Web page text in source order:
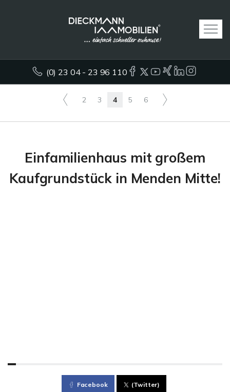
(0) 23 04 - 23 96 110
2 3 4 5 6
Einfamilienhaus mit großem
Kaufgrundstück in Menden Mitte!
Facebook (Twitter)